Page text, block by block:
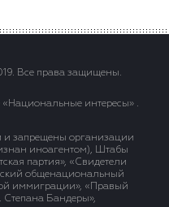
Все права защищены.
«Национальные интересы» .
и запрещены организации
иноагентом), Штабы
партия», «Свидетели
общенациональный
иммиграции», «Правый
Бандеры»,